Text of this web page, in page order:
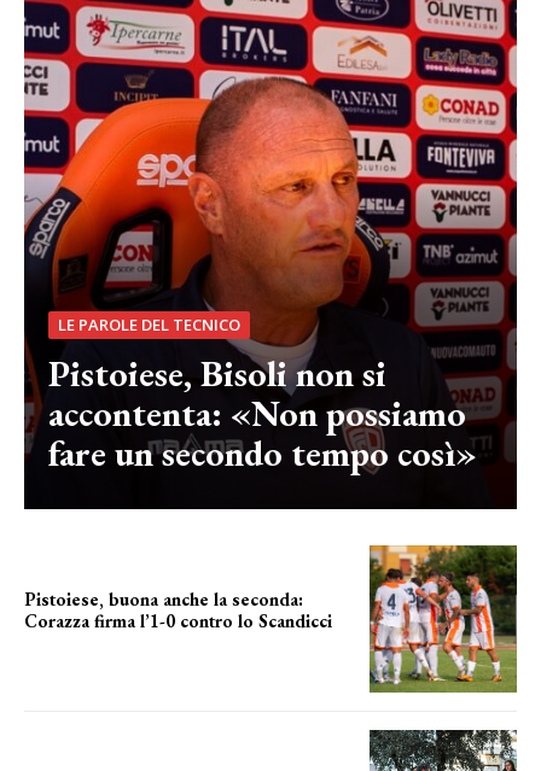
LE PAROLE DEL TECNICO
Pistoiese, Bisoli non si
accontenta: «Non possiamo
fare un secondo tempo così»
Pistoiese, buona anche la seconda:
Corazza firma l’1-0 contro lo Scandicci